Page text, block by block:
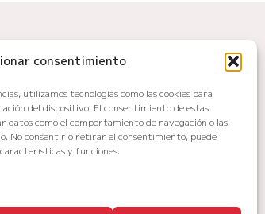
consentimiento
utilizamos tecnologías como las cookies para
del dispositivo. El consentimiento de estas
datos como el comportamiento de navegación o las
No consentir o retirar el consentimiento, puede
y funciones.
y reembolsos